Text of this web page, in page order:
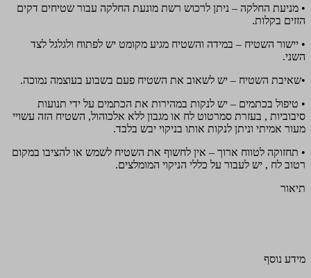
• מניעת החלקה – ניתן לרכוש רשת מונעת החלקה עבור שטיחים דקים
הזזים בקלות.
• יישור השטיח – במידה והשטיח מגיע מקומט יש לפתוח ולגלגל לצד
השני.
•שאיבת השטיח – יש לשאוב את השטיח פעם בשבוע בעוצמה נמוכה.
• טיפול בכתמים – יש לנקות במהירות את הכתמים על ידי תנועות
סיבוביות , בעזרת סמרטוט לח או מגבון ללא אלכוהול, השטיח הזה עשויי
מעור אמיתי וניתן לנקות אותו בניקוי יבש בלבד.
• תחזוקה לטווח ארוך – אין לחשוף את השטיח לשמש או להציבו במקום
רטוב לח , יש לעבור על כללי הניקוי המומלצים.
תיאור
מידע נוסף